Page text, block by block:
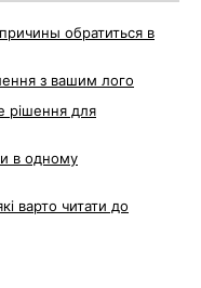
обратиться в
з вашим лого
рішення для
в одному
варто читати до